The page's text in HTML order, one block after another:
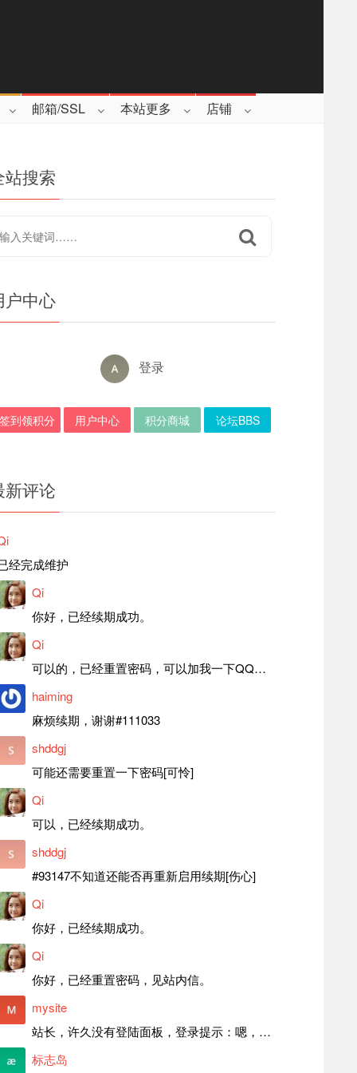
邮箱/SSL 本站更多 店铺
站搜索
户中心
登录
签到领积分 用户中心 积分商城 论坛BBS
新评论
经完成维护
Qi
你好，已经续期成功。
Qi
可以的，已经重置密码，可以加我一下QQ，留言后我就发密码给你。
haiming
麻烦续期，谢谢#111033
shddgj
可能还需要重置一下密码[可怜]
Qi
可以，已经续期成功。
shddgj
#93147不知道还能否再重新启用续期[伤心]
Qi
你好，已经续期成功。
Qi
你好，已经重置密码，见站内信。
mysite
站长，许久没有登陆面板，登录提示：嗯，登录详细信息似乎不正确。请重试。 网站还可以正常使用。如果是密码问题请帮忙重置一下密码。谢谢。订单号：97790，账号：aa20210950。 站长，提交了工单，你回复续期成功，不过我的问题是面部登陆信息有问题，一直是初始密码，现在无法登陆，有时间麻烦排查一下。
标志岛